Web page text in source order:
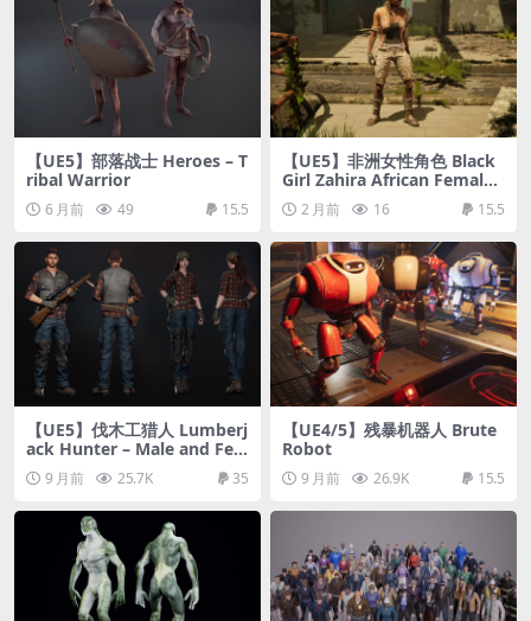
【UE5】部落战士 Heroes – T
ribal Warrior
6 月前 49 15.5
【UE5】非洲女性角色 Black
Girl Zahira African Female
Character NPC VRHC
2 月前 16 15.5
【UE5】伐木工猎人 Lumberj
ack Hunter – Male and Fe
male Characters
9 月前 25.7K 35
【UE4/5】残暴机器人 Brute
Robot
9 月前 26.9K 15.5